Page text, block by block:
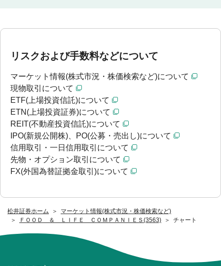
松井証券ホーム
マーケット情報(株式市況・株価検索など)
ＦＯＯＤ ＆ ＬＩＦＥ ＣＯＭＰＡＮＩＥＳ(3563)
チャート
リスクおよび手数料などについて
マーケット情報(株式市況・株価検索など)について
現物取引について
ETF(上場投資信託)について
ETN(上場投資証券)について
REIT(不動産投資信託)について
IPO(新規公開株)、PO(公募・売出し)について
信用取引・一日信用取引について
先物・オプション取引について
FX(外国為替証拠金取引)について